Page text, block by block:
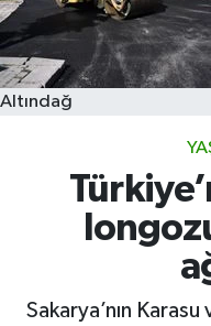
Altındağ
Sakarya’nın